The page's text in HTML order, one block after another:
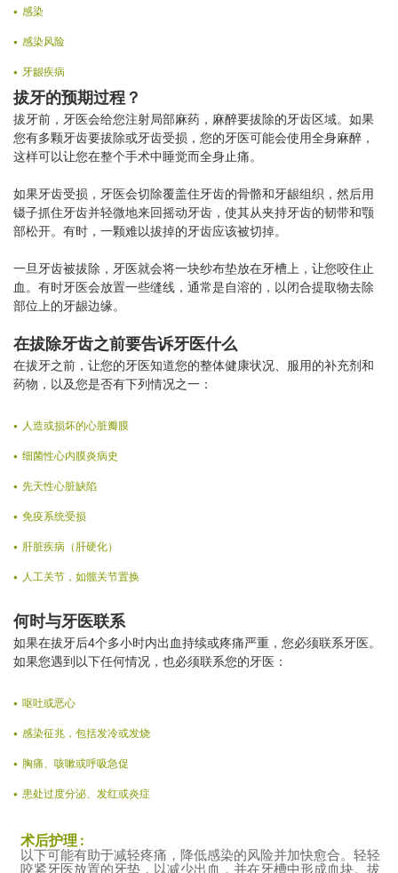
感染
感染风险
牙龈疾病
拔牙的预期过程？
拔牙前，牙医会给您注射局部麻药，麻醉要拔除的牙齿区域。如果
您有多颗牙齿要拔除或牙齿受损，您的牙医可能会使用全身麻醉，
这样可以让您在整个手术中睡觉而全身止痛。
如果牙齿受损，牙医会切除覆盖住牙齿的骨骼和牙龈组织，然后用
镊子抓住牙齿并轻微地来回摇动牙齿，使其从夹持牙齿的韧带和颚
部松开。有时，一颗难以拔掉的牙齿应该被切掉。
一旦牙齿被拔除，牙医就会将一块纱布垫放在牙槽上，让您咬住止
血。有时牙医会放置一些缝线，通常是自溶的，以闭合提取物去除
部位上的牙龈边缘。
在拔除牙齿之前要告诉牙医什么
在拔牙之前，让您的牙医知道您的整体健康状况、服用的补充剂和
药物，以及您是否有下列情况之一：
人造或损坏的心脏瓣膜
细菌性心内膜炎病史
先天性心脏缺陷
免疫系统受损
肝脏疾病（肝硬化）
人工关节，如髋关节置换
何时与牙医联系
如果在拔牙后4个多小时内出血持续或疼痛严重，您必须联系牙医。
如果您遇到以下任何情况，也必须联系您的牙医：
呕吐或恶心
感染征兆，包括发冷或发烧
胸痛、咳嗽或呼吸急促
患处过度分泌、发红或炎症
术后护理 :
以下可能有助于减轻疼痛，降低感染的风险并加快愈合。轻轻